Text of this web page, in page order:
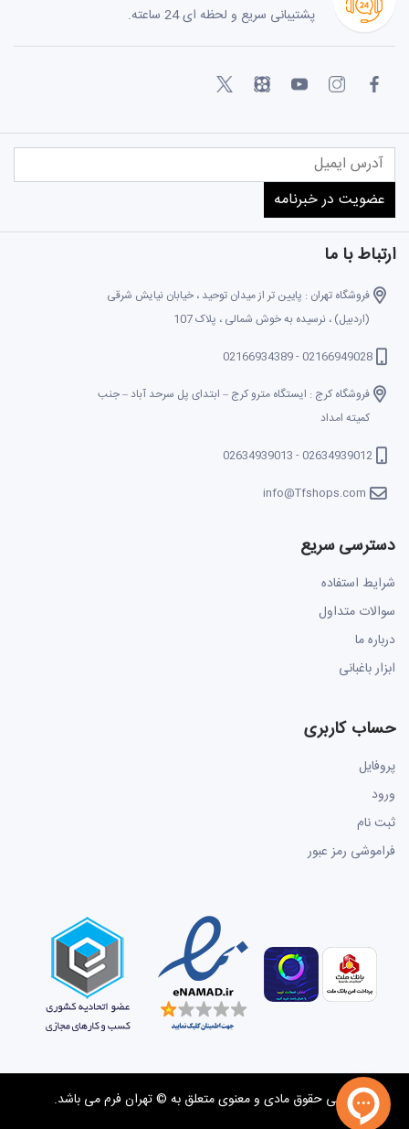
پشتیبانی سریع و لحظه ای 24 ساعته.
ارتباط با ما
فروشگاه تهران : پایین تر از میدان توحید ، خیابان نیایش شرقی
(اردبیل) ، نرسیده به خوش شمالی ، پلاک 107
02166949028 - 02166934389
فروشگاه کرج : ایستگاه مترو کرج – ابتدای پل سرحد آباد – جنب
کمیته امداد
02634939012 - 02634939013
info@Tfshops.com
دسترسی سریع
شرایط استفاده
سوالات متداول
درباره ما
ابزار باغبانی
حساب کاربری
پروفایل
ورود
ثبت نام
فراموشی رمز عبور
تمامی حقوق مادی و معنوی متعلق به © تهران فرممی باشد.